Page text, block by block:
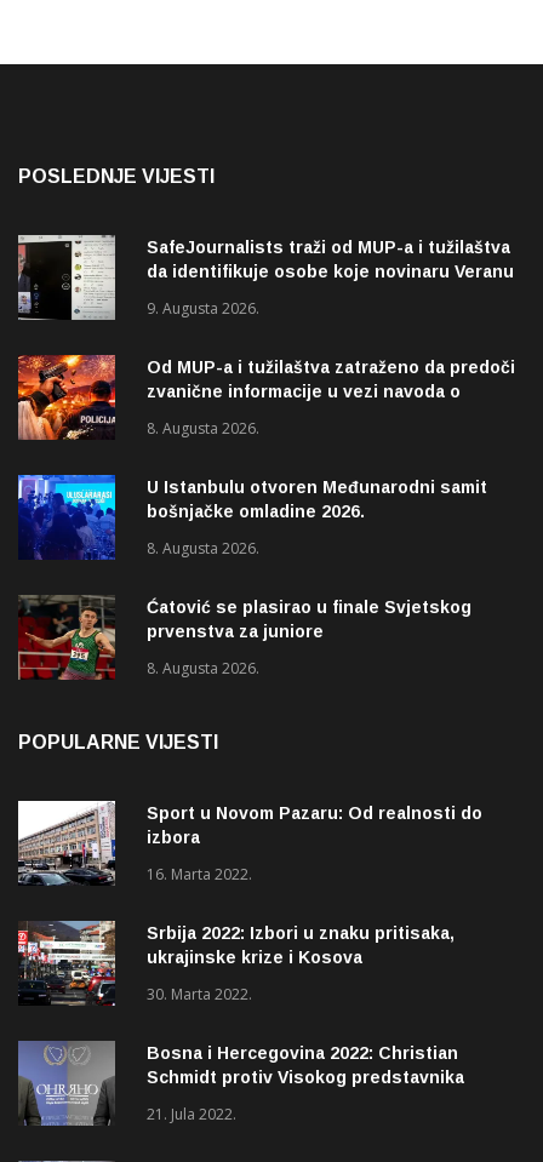
POSLEDNJE VIJESTI
SafeJournalists traži od MUP-a i tužilaštva
da identifikuje osobe koje novinaru Veranu
9. Augusta 2026.
Od MUP-a i tužilaštva zatraženo da predoči
zvanične informacije u vezi navoda o
Pazaru
8. Augusta 2026.
U Istanbulu otvoren Međunarodni samit
bošnjačke omladine 2026.
8. Augusta 2026.
Ćatović se plasirao u finale Svjetskog
prvenstva za juniore
8. Augusta 2026.
POPULARNE VIJESTI
Sport u Novom Pazaru: Od realnosti do
izbora
16. Marta 2022.
Srbija 2022: Izbori u znaku pritisaka,
ukrajinske krize i Kosova
30. Marta 2022.
Bosna i Hercegovina 2022: Christian
Schmidt protiv Visokog predstavnika
21. Jula 2022.